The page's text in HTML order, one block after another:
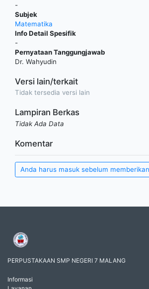
-
Subjek
Matematika
Info Detail Spesifik
-
Pernyataan Tanggungjawab
Dr. Wahyudin
Versi lain/terkait
Tidak tersedia versi lain
Lampiran Berkas
Tidak Ada Data
Komentar
Anda harus masuk sebelum
PERPUSTAKAAN SMP NEGERI 7 MALANG
Informasi